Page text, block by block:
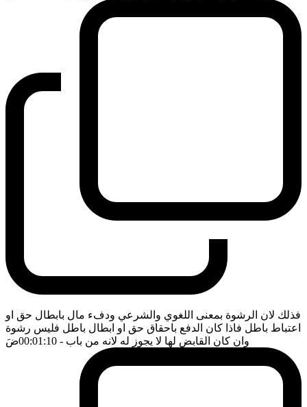
فذلك لان الرشوة بمعنى اللغوي والشرعي ودفء مال بابطال حق او
اعتباط باطل فاذا كان الدفع باحقاق حق او ابطال باطل فليس رشوة
وان كان القابض لها لا يجوز له لانه من باب - 00:01:10 ضَ